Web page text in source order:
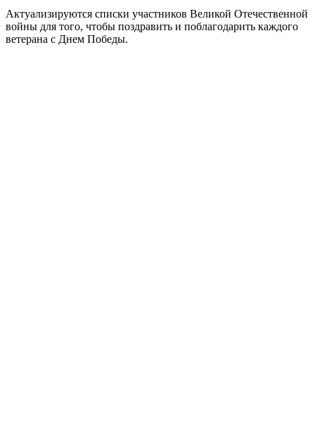
Актуализируются списки участников Великой Отечественной
войны для того, чтобы поздравить и поблагодарить каждого
ветерана с Днем Победы.